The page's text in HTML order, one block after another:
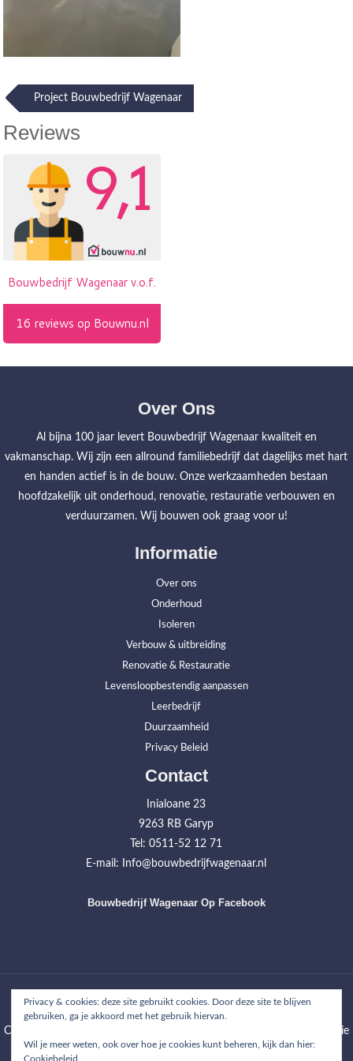
Post
navigation
Project Bouwbedrijf Wagenaar
Reviews
Over Ons
Al bijna 100 jaar levert Bouwbedrijf Wagenaar kwaliteit en
vakmanschap. Wij zijn een allround familiebedrijf dat dagelijks met hart
en handen actief is in de bouw. Onze werkzaamheden bestaan
hoofdzakelijk uit onderhoud, renovatie, restauratie verbouwen en
verduurzamen. Wij bouwen ook graag voor u!
Informatie
Over ons
Onderhoud
Isoleren
Verbouw & uitbreiding
Renovatie & Restauratie
Levensloopbestendig aanpassen
Leerbedrijf
Duurzaamheid
Privacy Beleid
Contact
Inialoane 23
9263 RB Garyp
Tel: 0511-52 12 71
E-mail: Info@bouwbedrijfwagenaar.nl
Bouwbedrijf Wagenaar Op Facebook
Home Werkzaamheden Projecten Over ons Contact
Copyright © 2026
| WordPress Theme: Wimpie
Lite by8degree Themes
Privacy & cookies: deze site gebruikt cookies. Door deze site te blijven
gebruiken, ga je akkoord met het gebruik hiervan.
Wil je meer weten, ook over hoe je cookies kunt beheren, kijk dan hier:
Cookiebeleid